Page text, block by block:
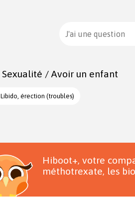
J'ai une question
Sexualité / Avoir un enfant
Libido, érection (troubles)
Hiboot+, votre
méthotrexate, les